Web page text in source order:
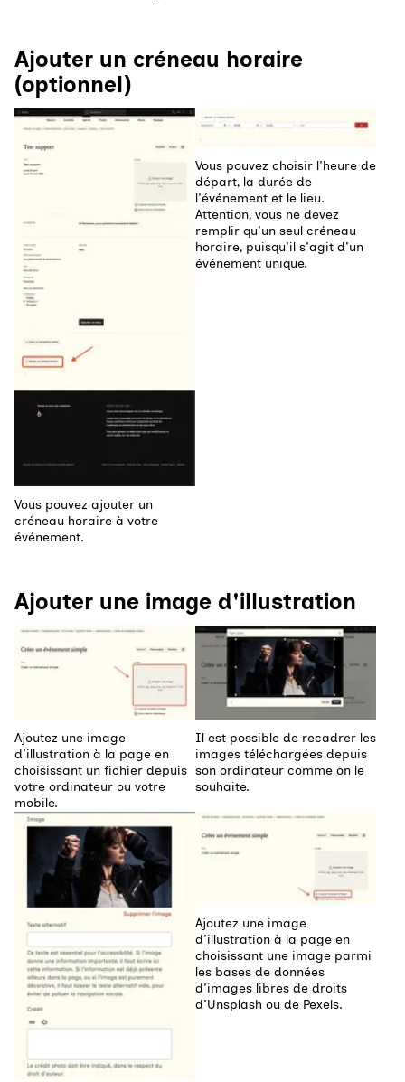
Ajouter un créneau horaire
(optionnel)
Agrandir
Vous pouvez ajouter un
créneau horaire à votre
événement.
Agrandir
Vous pouvez choisir l'heure de
départ, la durée de
l'événement et le lieu.
Attention, vous ne devez
remplir qu'un seul créneau
horaire, puisqu'il s'agit d'un
événement unique.
Ajouter une image d'illustration
Agrandir
Ajoutez une image
d'illustration à la page en
choisissant un fichier depuis
votre ordinateur ou votre
mobile.
Agrandir
Il est possible de recadrer les
images téléchargées depuis
son ordinateur comme on le
souhaite.
Agrandir Agrandir
Ajoutez une image
d'illustration à la page en
choisissant une image parmi
les bases de données
d'images libres de droits
d'Unsplash ou de Pexels.